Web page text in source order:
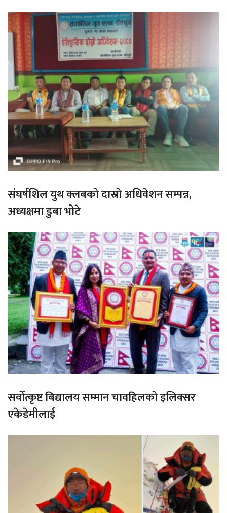
संघर्षशिल युथ क्लबको दास्रो अधिवेशन सम्पन्न,
अध्यक्षमा डुबा भोटे
सर्वोत्कृष्ट बिद्यालय सम्मान चावहिलको इलिक्सर
एकेडेमीलाई